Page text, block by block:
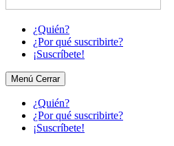
¿Quién?
¿Por qué suscribirte?
¡Suscríbete!
Menú Cerrar
¿Quién?
¿Por qué suscribirte?
¡Suscríbete!